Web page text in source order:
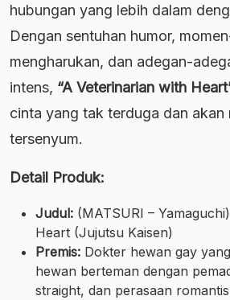
hubungan yang lebih dalam
Dengan sentuhan humor,
mengharukan, dan adegan-
intens, “A Veterinarian with
cinta yang tak terduga dan akan
tersenyum.
Detail Produk:
Judul: (MATSURI –
Heart (Jujutsu Kaisen)
Premis: Dokter hewan gay
hewan berteman dengan
straight, dan perasaan